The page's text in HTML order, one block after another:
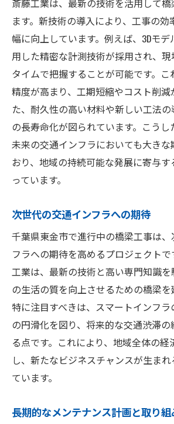
斎藤工業は、最新の技術を活用して
ます。新技術の導入により、工事の
幅に向上しています。例えば、3Dモ
用した精密な計測技術が採用され、
タイムで把握することが可能です。こ
精度が高まり、工期短縮やコスト削減
た、耐久性の高い材料や新しい工法
の長寿命化が図られています。こうし
未来の交通インフラにおいても大きな
おり、地域の持続可能な発展に寄与
っています。
次世代の交通インフラへの期待
千葉県東金市で進行中の橋梁工事は
フラへの期待を高めるプロジェクト
工業は、最新の技術と高い専門知識
の生活の質を向上させるための橋梁を
特に注目すべきは、スマートインフ
の円滑化を図り、将来的な交通渋滞
る点です。これにより、地域全体の経
し、新たなビジネスチャンスが生ま
ています。
長期的なメンテナンス計画と取り組